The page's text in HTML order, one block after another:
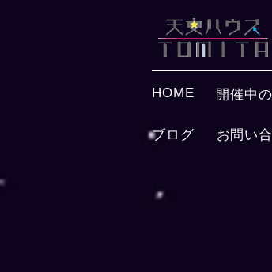
HOME 開催中
ブログ お問い